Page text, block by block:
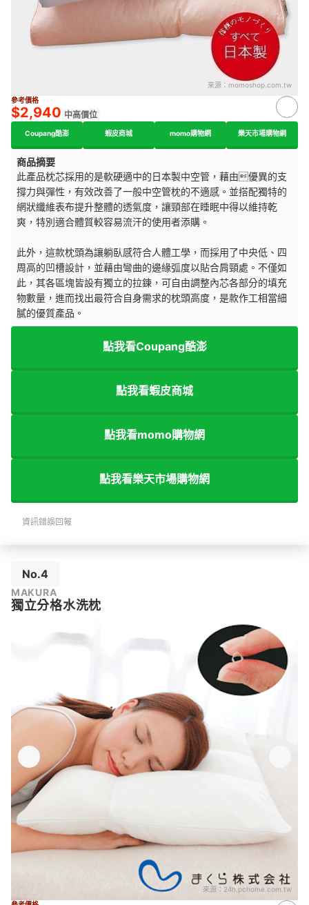
來源： momoshop.com.tw
參考價格
$2,940 中高價位
Coupang酷澎 蝦皮商城 momo購物網 樂天市場購物網
商品摘要
此產品枕芯採用的是軟硬適中的日本製中空管，藉由優異的支
撐力與彈性，有效改善了一般中空管枕的不適感。並搭配獨特的
網狀纖維表布提升整體的透氣度，讓頸部在睡眠中得以維持乾
爽，特別適合體質較容易流汗的使用者添購。
此外，這款枕頭為讓躺臥感符合人體工學，而採用了中央低、四
周高的凹槽設計，並藉由彎曲的邊緣弧度以貼合肩頸處。不僅如
此，其各區塊皆設有獨立的拉鍊，可自由調整內芯各部分的填充
物數量，進而找出最符合自身需求的枕頭高度，是款作工相當細
膩的優質產品。
點我看Coupang酷澎
點我看蝦皮商城
點我看momo購物網
點我看樂天市場購物網
資訊錯誤回報
No.4
MAKURA
獨立分格水洗枕
來源： 24h.pchome.com.tw